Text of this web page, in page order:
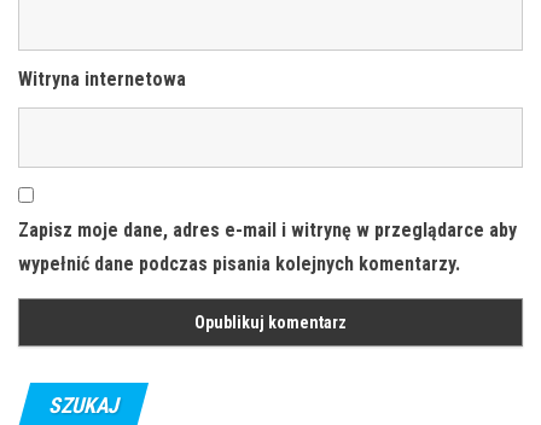
Witryna internetowa
Zapisz moje dane, adres e-mail i witrynę w przeglądarce aby
wypełnić dane podczas pisania kolejnych komentarzy.
SZUKAJ